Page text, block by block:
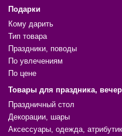
Подарки
Кому дарить
Тип товара
Праздники, поводы
По увлечениям
По цене
Товары для праздника,
Праздничный стол
Декорации, шары
Аксессуары, одежда,